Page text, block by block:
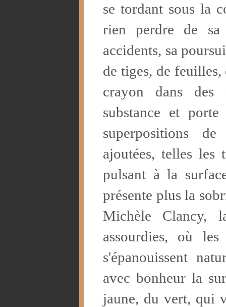
se tordant sous la
rien perdre de
accidents, sa
de tiges, de feuilles,
crayon dans
substance et
superpositions
ajoutées, telles les
pulsant à la
présente plus la
Michèle Clancy,
assourdies, où
s'épanouissent
avec bonheur la
jaune, du vert, qui